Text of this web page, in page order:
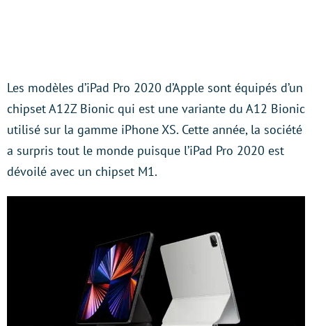
Les modèles d’iPad Pro 2020 d’Apple sont équipés d’un
chipset A12Z Bionic qui est une variante du A12 Bionic
utilisé sur la gamme iPhone XS. Cette année, la société
a surpris tout le monde puisque l’iPad Pro 2020 est
dévoilé avec un chipset M1.